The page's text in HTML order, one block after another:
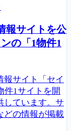
報サイトを公
の「1物件1
報サイト「セイ
件1サイトを開
しています。サ
どの情報が掲載